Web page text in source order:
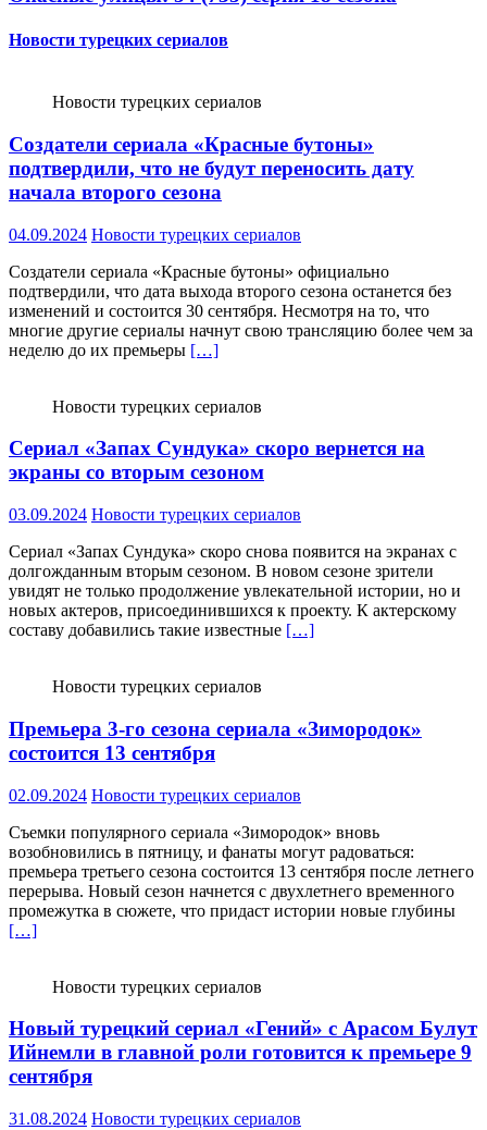
Новости турецких сериалов
Новости турецких сериалов
Создатели сериала «Красные бутоны»
подтвердили, что не будут переносить дату
начала второго сезона
04.09.2024 Новости турецких сериалов
Создатели сериала «Красные бутоны» официально
подтвердили, что дата выхода второго сезона останется без
изменений и состоится 30 сентября. Несмотря на то, что
многие другие сериалы начнут свою трансляцию более чем за
неделю до их премьеры […]
Новости турецких сериалов
Сериал «Запах Сундука» скоро вернется на
экраны со вторым сезоном
03.09.2024 Новости турецких сериалов
Сериал «Запах Сундука» скоро снова появится на экранах с
долгожданным вторым сезоном. В новом сезоне зрители
увидят не только продолжение увлекательной истории, но и
новых актеров, присоединившихся к проекту. К актерскому
составу добавились такие известные […]
Новости турецких сериалов
Премьера 3-го сезона сериала «Зимородок»
состоится 13 сентября
02.09.2024 Новости турецких сериалов
Съемки популярного сериала «Зимородок» вновь
возобновились в пятницу, и фанаты могут радоваться:
премьера третьего сезона состоится 13 сентября после летнего
перерыва. Новый сезон начнется с двухлетнего временного
промежутка в сюжете, что придаст истории новые глубины
[…]
Новости турецких сериалов
Новый турецкий сериал «Гений» с Арасом Булут
Ийнемли в главной роли готовится к премьере 9
сентября
31.08.2024 Новости турецких сериалов